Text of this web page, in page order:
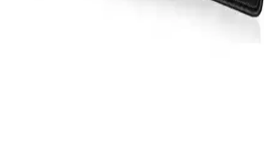
Intel Arc B70 32GB GDDR6: Profesyonel Kullanım